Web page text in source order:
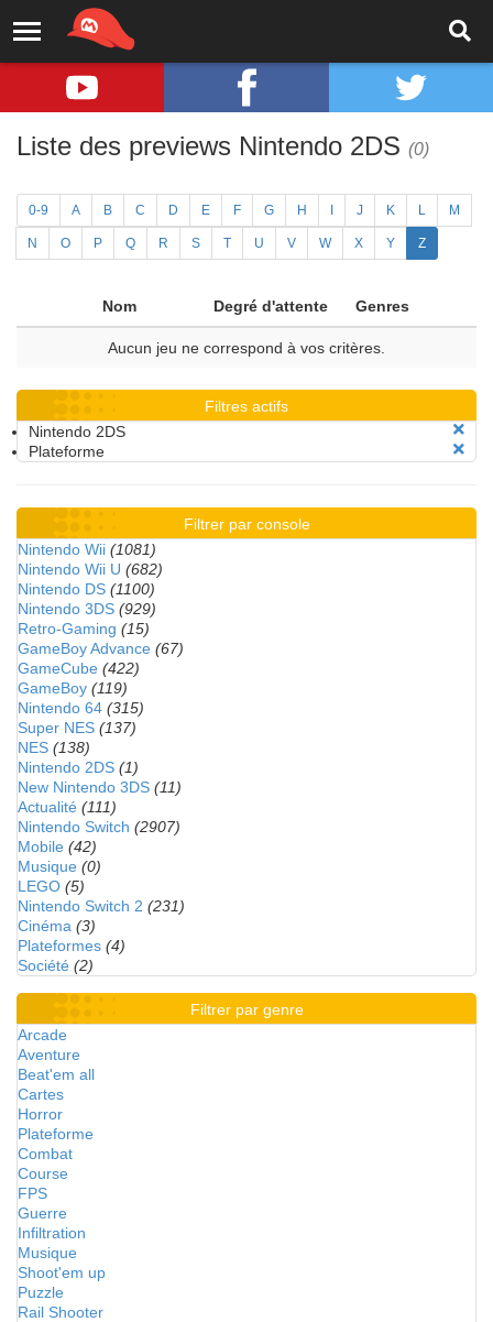
Liste des previews Nintendo 2DS (0)
0-9 A B C D E F G H J K L M
N O P Q R S T U V W X Y Z
Nom Degré d'attente Genres
Aucun jeu ne correspond à vos critères.
Filtres actifs
Nintendo 2DS
Plateforme
Filtrer par console
Nintendo Wii (1081)
Nintendo Wii U (682)
Nintendo DS (1100)
Nintendo 3DS (929)
Retro-Gaming (15)
GameBoy Advance (67)
GameCube (422)
GameBoy (119)
Nintendo 64 (315)
Super NES (137)
NES (138)
Nintendo 2DS (1)
New Nintendo 3DS (11)
Actualité (111)
Nintendo Switch (2907)
Mobile (42)
Musique (0)
LEGO (5)
Nintendo Switch 2 (231)
Cinéma (3)
Plateformes (4)
Société (2)
Filtrer par genre
Arcade
Aventure
Beat'em all
Cartes
Horror
Plateforme
Combat
Course
FPS
Guerre
Infiltration
Musique
Shoot'em up
Puzzle
Rail Shooter